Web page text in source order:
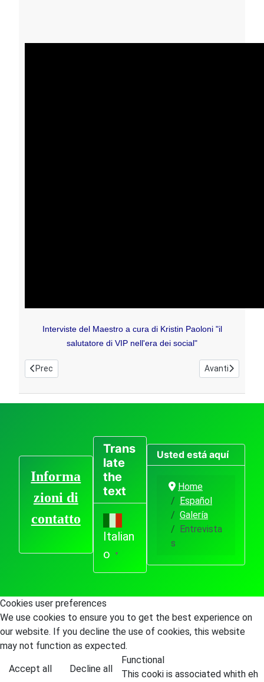
Interviste del Maestro a cura di Kristin Paoloni "il
salutatore di VIP nell'era dei social"
Articolo precedente: Galleria Video
Prec Articolo
Avanti
Informa
zioni di
contatto
Trans
late
the
text
Italian
o
▼
Usted está aquí
Home
Español
Galería
Entrevista
s
Cookies user preferences
We use cookies to ensure you to get the best experience on
our website. If you decline the use of cookies, this website
may not function as expected.
Accept all Decline all
Functional
This cooki is associated whith eh